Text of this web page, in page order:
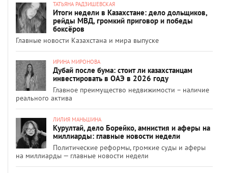
ТАТЬЯНА РАДЗИШЕВСКАЯ
Итоги недели в Казахстане: дело дольщиков,
рейды МВД, громкий приговор и победы
боксёров
Главные новости Казахстана и мира выпуске
ИРИНА МИРОНОВА
Дубай после бума: стоит ли казахстанцам
инвестировать в ОАЭ в 2026 году
Главное преимущество недвижимости – наличие
реального актива
ЛИЛИЯ МАНЬШИНА
Курултай, дело Борейко, амнистия и аферы на
миллиарды: главные новости недели
Политические реформы, громкие суды и аферы
на миллиарды — главные новости недели